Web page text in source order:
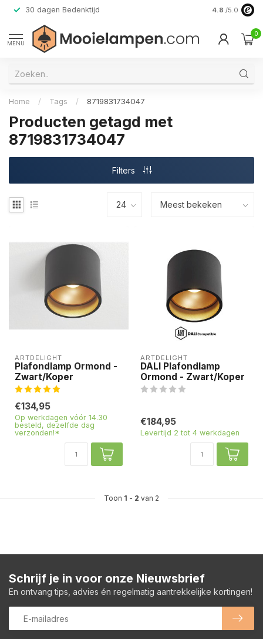
30 dagen Bedenktijd Verzending
4.8 /5.0
MENU
0
Home / Tags / 8719831734047
Producten getagd met
8719831734047
Filters
ARTDELIGHT
Plafondlamp Ormond -
Zwart/Koper
€134,95
Op werkdagen vóór 14.30
besteld, dezelfde dag
verzonden!*
ARTDELIGHT
DALI Plafondlamp
Ormond - Zwart/Koper
€184,95
Levertijd 2 tot 4 werkdagen
Toon 1 - 2 van 2
Schrijf je in voor onze Nieuwsbrief
En ontvang tips, advies én regelmatig aantrekkelijke kortingen!